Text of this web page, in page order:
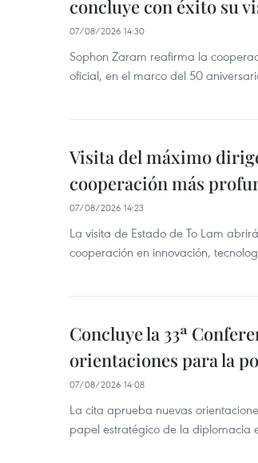
concluye con éxito su
07/08/2026 14:30
Sophon Zaram reafirma la
oficial, en el marco del 50
Visita del máximo
cooperación más
07/08/2026 14:23
La visita de Estado de To Lam
cooperación en innovación,
Concluye la 33ª
orientaciones para la
07/08/2026 14:08
La cita aprueba nuevas
papel estratégico de la diplomacia